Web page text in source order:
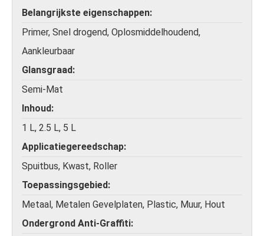
Belangrijkste eigenschappen
Primer, Snel drogend, Oplosmiddelhoudend,
Aankleurbaar
Glansgraad
Semi-Mat
Inhoud
1 L, 2.5 L, 5 L
Applicatiegereedschap
Spuitbus, Kwast, Roller
Toepassingsgebied
Metaal, Metalen Gevelplaten, Plastic, Muur, Hout
Ondergrond Anti-Graffiti